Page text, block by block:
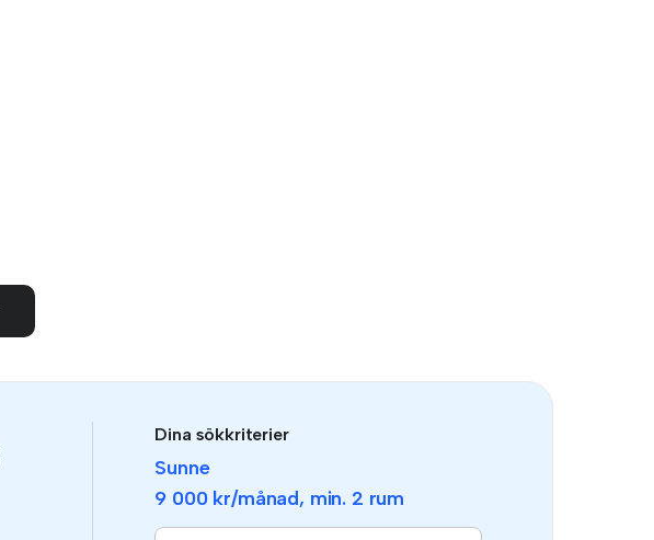
Dina sökkriterier
Sunne
9 000 kr/månad, min. 2 rum